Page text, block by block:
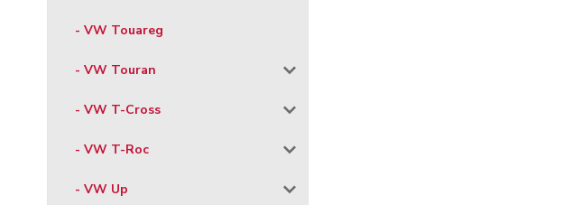
- VW Touareg
- VW Touran
- VW T-Cross
- VW T-Roc
- VW Up